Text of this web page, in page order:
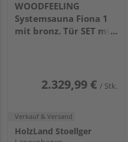
WOODFEELING
Systemsauna Fiona 1
mit bronz. Tür SET mit
2.329,99 € / Stk.
Verkauf & Versand
HolzLand Stoellger